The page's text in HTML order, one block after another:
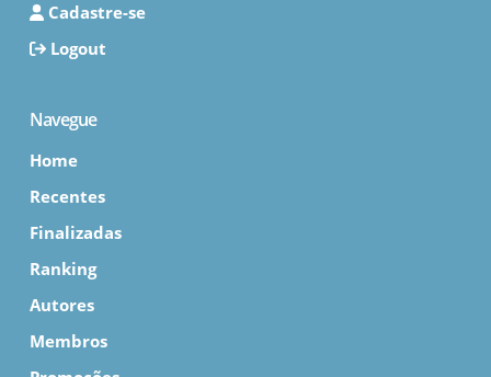
Cadastre-se
Logout
Navegue
Home
Recentes
Finalizadas
Ranking
Autores
Membros